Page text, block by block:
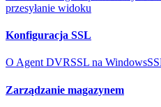
przesyłanie widoku
Konfiguracja SSL
O Agent DVRSSL na Windows
Zarządzanie magazynem